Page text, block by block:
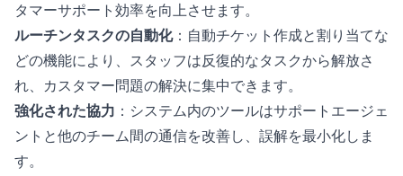
タマーサポート効率を向上させます。
ルーチンタスクの自動化：自動チケット作成と割り当てな
どの機能により、スタッフは反復的なタスクから解放さ
れ、カスタマー問題の解決に集中できます。
強化された協力 ：システム内のツールはサポートエージェ
ントと他のチーム間の通信を改善し、誤解を最小化しま
す。